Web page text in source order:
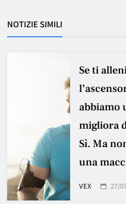
NOTIZIE SIMILI
Se ti
abbiamo
migliora
Sì. Ma
una
VEX 27/